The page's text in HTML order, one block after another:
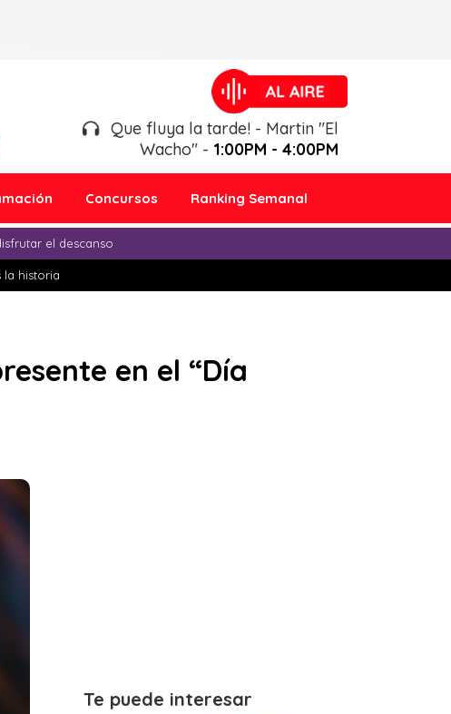
Que fluya la tarde! - Martin "El
Wacho" - 1:00PM - 4:00PM
Concursos Ranking Semanal
el descanso
la historia
en el “Día
Te puede interesar